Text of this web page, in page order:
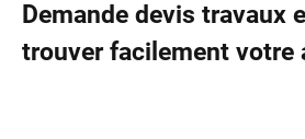
Demande devis travaux
trouver facilement votre